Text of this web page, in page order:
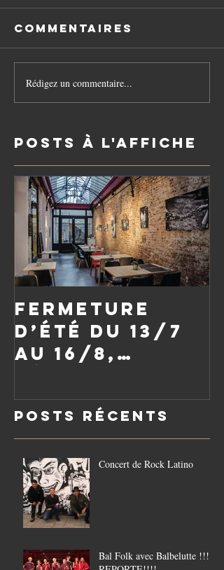
Commentaires
Rédigez un commentaire...
Posts à l'affiche
Fermeture
d’été du 13/7
au 16/8,
le vendredi
21/8
Posts Récents
Concert de Rock Latino
Bal Folk avec Balbelutte !!!!